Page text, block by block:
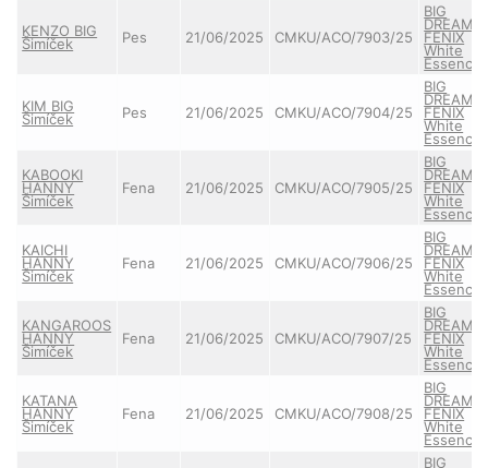
KENZO BIG
Šimíček Pes 21/06/2025 CMKU/ACO/7903/25
BIG
FENIX
White
Essence
KIM BIG
Šimíček Pes 21/06/2025 CMKU/ACO/7904/25
BIG
FENIX
White
Essence
KABOOKI
HANNY
Šimíček
Fena 21/06/2025 CMKU/ACO/7905/25
BIG
FENIX
White
Essence
KAICHI
HANNY
Šimíček
Fena 21/06/2025 CMKU/ACO/7906/25
BIG
FENIX
White
Essence
KANGAROOS
HANNY
Šimíček
Fena 21/06/2025 CMKU/ACO/7907/25
BIG
FENIX
White
Essence
KATANA
HANNY
Šimíček
Fena 21/06/2025 CMKU/ACO/7908/25
BIG
FENIX
White
Essence
BIG